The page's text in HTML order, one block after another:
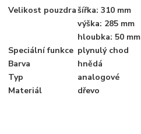
Velikost pouzdrašířka: 310 mm
výška: 285 mm
hloubka: 50 mm
Speciální funkce plynulý chod
Barva
hnědá
Typ
analogové
Materiál
dřevo